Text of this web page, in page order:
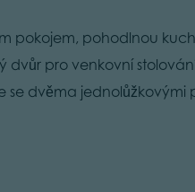
pokojem, pohodlnou
dvůr pro venkovní
dvěma jednolůžkovými